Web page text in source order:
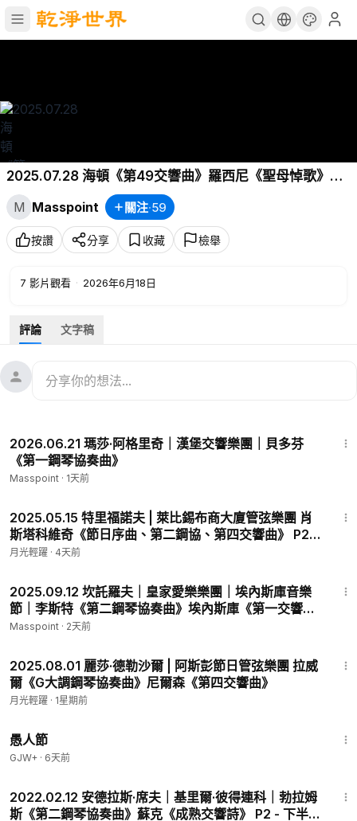
2025.07.28 海頓《第49交響曲》羅西尼《聖母悼歌》永
切娃、庫特、德拉德拉、泰茲
M Masspoint 關注·59
按讚 分享 收藏 檢舉
7 影片觀看 · 2026年6月18日
評論 文字稿
2026.06.21 瑪莎·阿格里奇｜漢堡交響樂團｜貝多芬
《第一鋼琴協奏曲》
Masspoint · 1天前
2025.05.15 特里福諾夫 | 萊比錫布商大廈管弦樂團 肖
斯塔科維奇《節日序曲、第二鋼協、第四交響曲》 P2 -
720P
月光輕躍 · 4天前
2025.09.12 坎託羅夫｜皇家愛樂樂團｜埃內斯庫音樂
節｜李斯特《第二鋼琴協奏曲》埃內斯庫《第一交響
曲》
Masspoint · 2天前
2025.08.01 麗莎·德勒沙爾 | 阿斯彭節日管弦樂團 拉威
爾《G大調鋼琴協奏曲》尼爾森《第四交響曲》
月光輕躍 · 1星期前
愚人節
GJW+ · 6天前
2022.02.12 安德拉斯·席夫｜基里爾·彼得連科｜勃拉姆
斯《第二鋼琴協奏曲》蘇克《成熟交響詩》 P2 - 下半